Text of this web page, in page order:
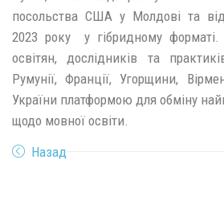
посольства США у Молдові та
2023 року у гібридному
освітян, дослідників та
Румунії, Франції, Угорщини,
України платформою для обміну
щодо мовної освіти.
Назад